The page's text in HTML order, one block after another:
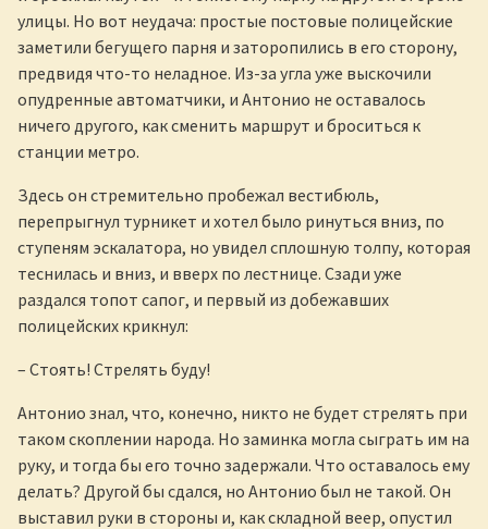
улицы. Но вот неудача: простые постовые полицейские
заметили бегущего парня и заторопились в его сторону,
предвидя что-то неладное. Из-за угла уже выскочили
опудренные автоматчики, и Антонио не оставалось
ничего другого, как сменить маршрут и броситься к
станции метро.
Здесь он стремительно пробежал вестибюль,
перепрыгнул турникет и хотел было ринуться вниз, по
ступеням эскалатора, но увидел сплошную толпу, которая
теснилась и вниз, и вверх по лестнице. Сзади уже
раздался топот сапог, и первый из добежавших
полицейских крикнул:
– Стоять! Стрелять буду!
Антонио знал, что, конечно, никто не будет стрелять при
таком скоплении народа. Но заминка могла сыграть им на
руку, и тогда бы его точно задержали. Что оставалось ему
делать? Другой бы сдался, но Антонио был не такой. Он
выставил руки в стороны и, как складной веер, опустил